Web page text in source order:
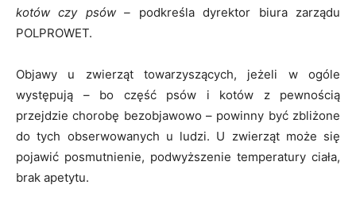
kotów czy psów – podkreśla dyrektor biura zarządu
POLPROWET.
Objawy u zwierząt towarzyszących, jeżeli w ogóle
występują – bo część psów i kotów z pewnością
przejdzie chorobę bezobjawowo – powinny być zbliżone
do tych obserwowanych u ludzi. U zwierząt może się
pojawić posmutnienie, podwyższenie temperatury ciała,
brak apetytu.